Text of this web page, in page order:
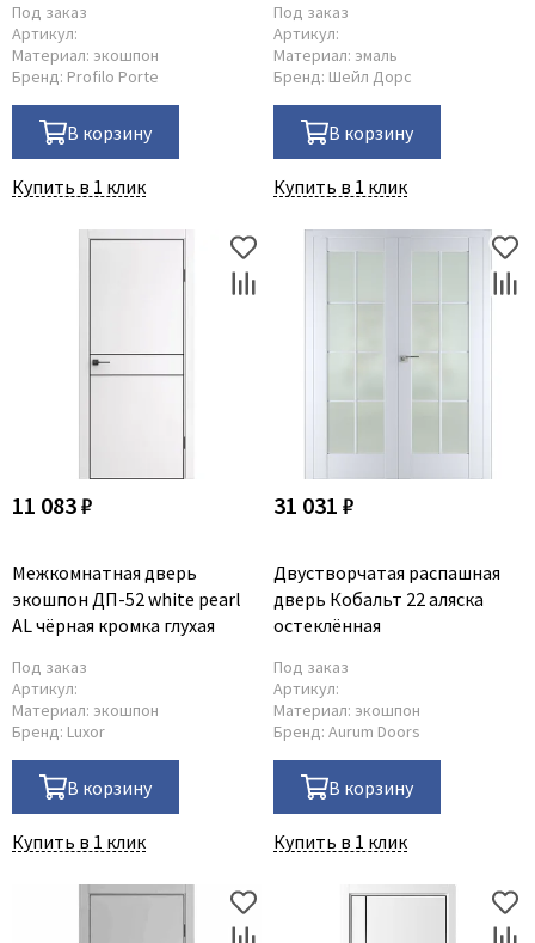
Под заказ
Артикул:
Материал: экошпон
Бренд: Profilo Porte
В корзину
Купить в 1 клик
Под заказ
Артикул:
Материал: эмаль
Бренд: Шейл Дорс
В корзину
Купить в 1 клик
11 083 ₽
Межкомнатная дверь
экошпон ДП-52 white pearl
AL чёрная кромка глухая
Под заказ
Артикул:
Материал: экошпон
Бренд: Luxor
В корзину
Купить в 1 клик
31 031 ₽
Двустворчатая распашная
дверь Кобальт 22 аляска
остеклённая
Под заказ
Артикул:
Материал: экошпон
Бренд: Aurum Doors
В корзину
Купить в 1 клик